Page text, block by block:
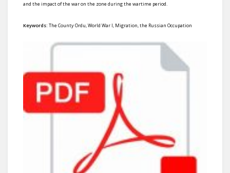
and the impact of the war on the zone during the wartime period.
Keywords: The County Ordu, World War I, Migration, the Russian Occupation